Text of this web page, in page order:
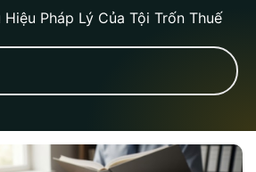
Hiệu Pháp Lý Của Tội Trốn Thuế